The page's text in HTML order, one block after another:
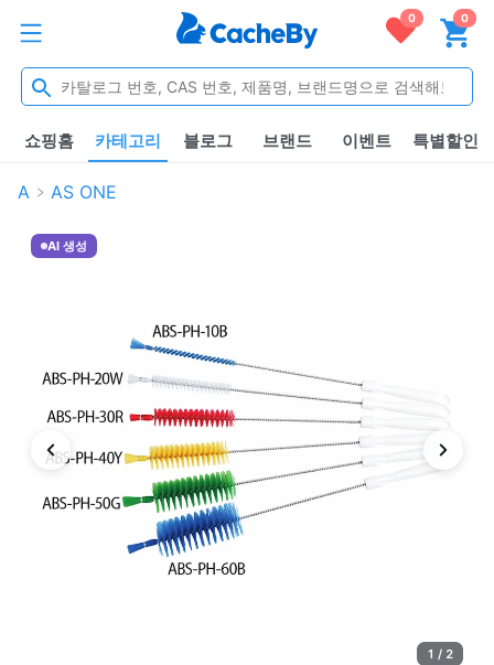
0 0
쇼핑홈 카테고리 블로그 브랜드 이벤트 특별할인
A AS ONE
AI 생성
1 / 2